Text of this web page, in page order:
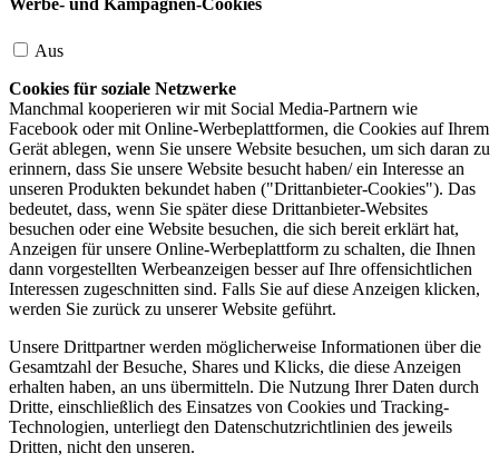
Werbe- und Kampagnen-Cookies
Aus
Cookies für soziale Netzwerke
Manchmal kooperieren wir mit Social Media-Partnern wie
Facebook oder mit Online-Werbeplattformen, die Cookies auf Ihrem
Gerät ablegen, wenn Sie unsere Website besuchen, um sich daran zu
erinnern, dass Sie unsere Website besucht haben/ ein Interesse an
unseren Produkten bekundet haben ("Drittanbieter-Cookies"). Das
bedeutet, dass, wenn Sie später diese Drittanbieter-Websites
besuchen oder eine Website besuchen, die sich bereit erklärt hat,
Anzeigen für unsere Online-Werbeplattform zu schalten, die Ihnen
dann vorgestellten Werbeanzeigen besser auf Ihre offensichtlichen
Interessen zugeschnitten sind. Falls Sie auf diese Anzeigen klicken,
werden Sie zurück zu unserer Website geführt.
Unsere Drittpartner werden möglicherweise Informationen über die
Gesamtzahl der Besuche, Shares und Klicks, die diese Anzeigen
erhalten haben, an uns übermitteln. Die Nutzung Ihrer Daten durch
Dritte, einschließlich des Einsatzes von Cookies und Tracking-
Technologien, unterliegt den Datenschutzrichtlinien des jeweils
Dritten, nicht den unseren.